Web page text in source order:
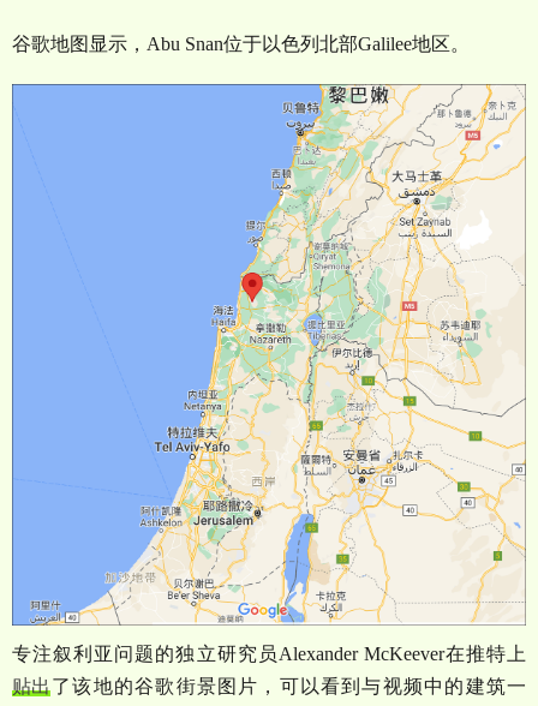
谷歌地图显示， Abu Snan位于以色列北部Galilee地区。
专注叙利亚问题的独立研究员Alexander McKeever在推特上
贴出了该地的谷歌街景图片，可以看到与视频中的建筑一